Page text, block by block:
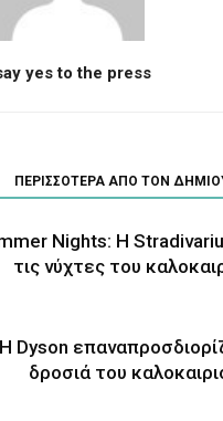
yes to the press
ΠΕΡΙΣΣΟΤΕΡΑ ΑΠΟ ΤΟΝ
Nights: Η
τις νύχτες του
Η Dyson
δροσιά του